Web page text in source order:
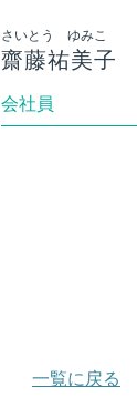
さいとう ゆみこ
齋藤祐美子
会社員
一覧に戻る